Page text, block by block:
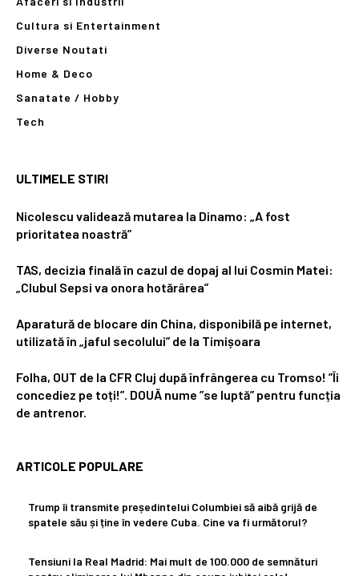
Cultura si Entertainment
Diverse Noutati
Home & Deco
Sanatate / Hobby
Tech
ULTIMELE STIRI
Nicolescu validează mutarea la Dinamo: „A fost
prioritatea noastră”
TAS, decizia finală în cazul de dopaj al lui Cosmin Matei:
„Clubul Sepsi va onora hotărârea”
Aparatură de blocare din China, disponibilă pe internet,
utilizată în „jaful secolului” de la Timișoara
Folha, OUT de la CFR Cluj după înfrângerea cu Tromso! ”Îi
concediez pe toți!”. DOUĂ nume ”se luptă” pentru funcția
de antrenor.
ARTICOLE POPULARE
Trump îi transmite președintelui Columbiei să aibă grijă de
spatele său și ține în vedere Cuba. Cine va fi următorul?
Tensiuni la Real Madrid: Mai mult de 100.000 de semnături